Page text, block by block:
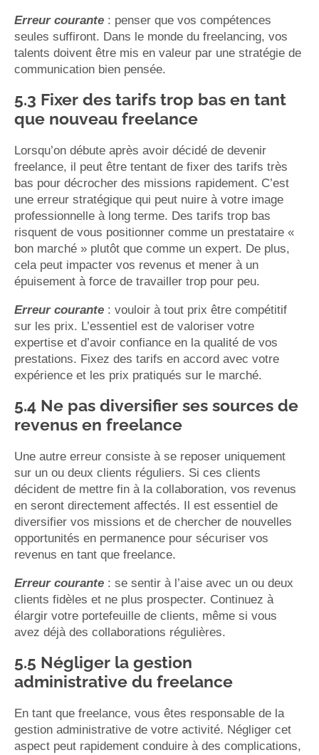
Erreur courante : penser que vos compétences
seules suffiront. Dans le monde du freelancing, vos
talents doivent être mis en valeur par une stratégie de
communication bien pensée.
5.3 Fixer des tarifs trop bas en tant
que nouveau freelance
Lorsqu’on débute après avoir décidé de devenir
freelance, il peut être tentant de fixer des tarifs très
bas pour décrocher des missions rapidement. C’est
une erreur stratégique qui peut nuire à votre image
professionnelle à long terme. Des tarifs trop bas
risquent de vous positionner comme un prestataire «
bon marché » plutôt que comme un expert. De plus,
cela peut impacter vos revenus et mener à un
épuisement à force de travailler trop pour peu.
Erreur courante : vouloir à tout prix être compétitif
sur les prix. L’essentiel est de valoriser votre
expertise et d’avoir confiance en la qualité de vos
prestations. Fixez des tarifs en accord avec votre
expérience et les prix pratiqués sur le marché.
5.4 Ne pas diversifier ses sources de
revenus en freelance
Une autre erreur consiste à se reposer uniquement
sur un ou deux clients réguliers. Si ces clients
décident de mettre fin à la collaboration, vos revenus
en seront directement affectés. Il est essentiel de
diversifier vos missions et de chercher de nouvelles
opportunités en permanence pour sécuriser vos
revenus en tant que freelance.
Erreur courante : se sentir à l’aise avec un ou deux
clients fidèles et ne plus prospecter. Continuez à
élargir votre portefeuille de clients, même si vous
avez déjà des collaborations régulières.
5.5 Négliger la gestion
administrative du freelance
En tant que freelance, vous êtes responsable de la
gestion administrative de votre activité. Négliger cet
aspect peut rapidement conduire à des complications,